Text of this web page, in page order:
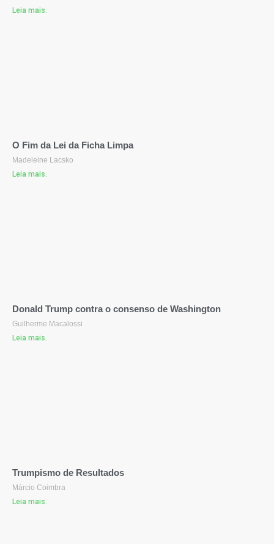
Leia mais.
O Fim da Lei da Ficha Limpa
Madeleine Lacsko
Leia mais.
Donald Trump contra o consenso de Washington
Guilherme Macalossi
Leia mais.
Trumpismo de Resultados
Márcio Coimbra
Leia mais.